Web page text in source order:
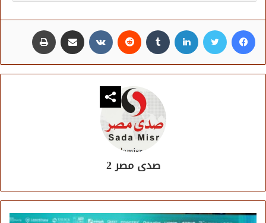
فيسبوك تويتر لينكدإن مشاركة عبر البريد
صدى مصر 2